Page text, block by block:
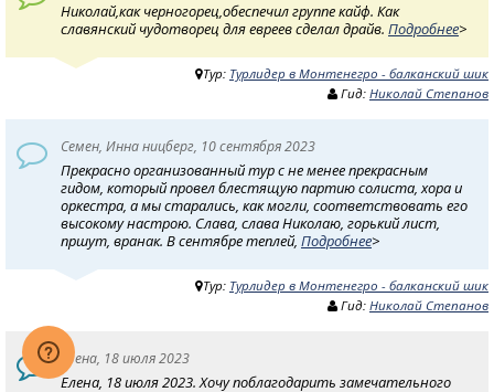
Николай,как черногорец,обеспечил группе кайф. Как
славянский чудотворец для евреев сделал драйв. Подробнее>
Тур: Турлидер в Монтенегро - балканский шик
Гид: Николай Степанов
Семен, Инна ницберг, 10 сентября 2023
Прекрасно организованный тур с не менее прекрасным
гидом, который провел блестящую партию солиста, хора и
оркестра, а мы старались, как могли, соответствовать его
высокому настрою. Слава, слава Николаю, горький лист,
пршут, вранак. В сентябре теплей, Подробнее>
Тур: Турлидер в Монтенегро - балканский шик
Гид: Николай Степанов
Елена, 18 июля 2023
Елена, 18 июля 2023. Хочу поблагодарить замечательного